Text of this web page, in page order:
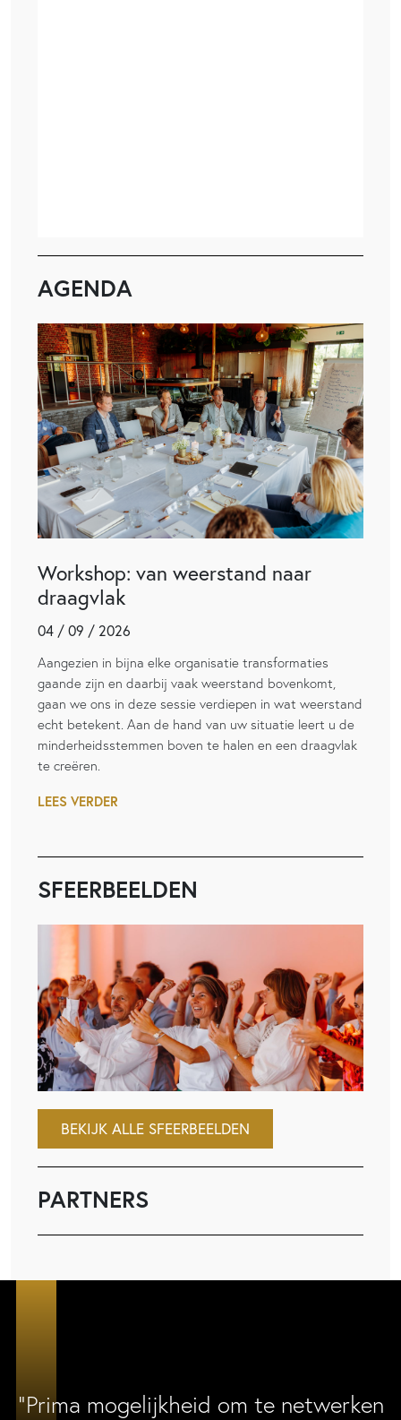
AGENDA
Workshop: van weerstand naar
draagvlak
04 / 09 / 2026
Aangezien in bijna elke organisatie transformaties
gaande zijn en daarbij vaak weerstand bovenkomt,
gaan we ons in deze sessie verdiepen in wat weerstand
echt betekent. Aan de hand van uw situatie leert u de
minderheidsstemmen boven te halen en een draagvlak
te creëren.
LEES VERDER
SFEERBEELDEN
BEKIJK ALLE SFEERBEELDEN
PARTNERS
“Prima mogelijkheid om te netwerken